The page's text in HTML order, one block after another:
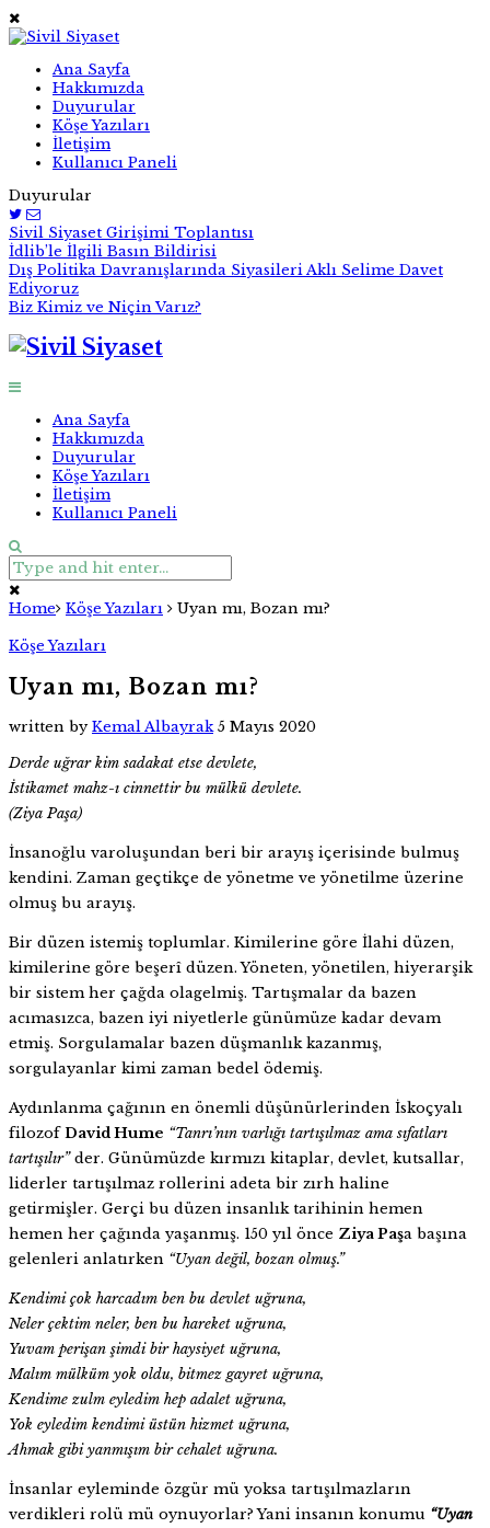
Ana Sayfa
Hakkımızda
Duyurular
Köşe Yazıları
İletişim
Kullanıcı Paneli
Duyurular
Sivil Siyaset Girişimi Toplantısı
İdlib’le İlgili Basın Bildirisi
Dış Politika Davranışlarında Siyasileri Aklı Selime Davet
Ediyoruz
Biz Kimiz ve Niçin Varız?
Ana Sayfa
Hakkımızda
Duyurular
Köşe Yazıları
İletişim
Kullanıcı Paneli
Home Köşe Yazıları
Uyan mı, Bozan mı?
Köşe Yazıları
Uyan mı, Bozan mı?
written byKemal Albayrak 5 Mayıs 2020
Derde uğrar kim sadakat etse devlete,
İstikamet mahz-ı cinnettir bu mülkü devlete.
(Ziya Paşa)
İnsanoğlu varoluşundan beri bir arayış içerisinde bulmuş
kendini. Zaman geçtikçe de yönetme ve yönetilme üzerine
olmuş bu arayış.
Bir düzen istemiş toplumlar. Kimilerine göre İlahi düzen,
kimilerine göre beşerî düzen. Yöneten, yönetilen, hiyerarşik
bir sistem her çağda olagelmiş. Tartışmalar da bazen
acımasızca, bazen iyi niyetlerle günümüze kadar devam
etmiş. Sorgulamalar bazen düşmanlık kazanmış,
sorgulayanlar kimi zaman bedel ödemiş.
Aydınlanma çağının en önemli düşünürlerinden İskoçyalı
filozofDavid Hume “Tanrı’nın varlığı tartışılmaz ama sıfatları
tartışılır”der. Günümüzde kırmızı kitaplar, devlet, kutsallar,
liderler tartışılmaz rollerini adeta bir zırh haline
getirmişler. Gerçi bu düzen insanlık tarihinin hemen
hemen her çağında yaşanmış. 150 yıl önce Ziya Paşa başına
gelenleri anlatırken “Uyan değil, bozan olmuş.”
Kendimi çok harcadım ben bu devlet uğruna,
Neler çektim neler, ben bu hareket uğruna,
Yuvam perişan şimdi bir haysiyet uğruna,
Malım mülküm yok oldu, bitmez gayret uğruna,
Kendime zulm eyledim hep adalet uğruna,
Yok eyledim kendimi üstün hizmet uğruna,
Ahmak gibi yanmışım bir cehalet uğruna.
İnsanlar eyleminde özgür mü yoksa tartışılmazların
verdikleri rolü mü oynuyorlar? Yani insanın konumu “Uyan